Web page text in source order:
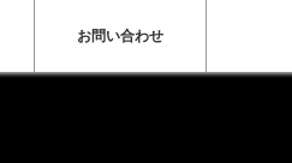
お問い合わせ